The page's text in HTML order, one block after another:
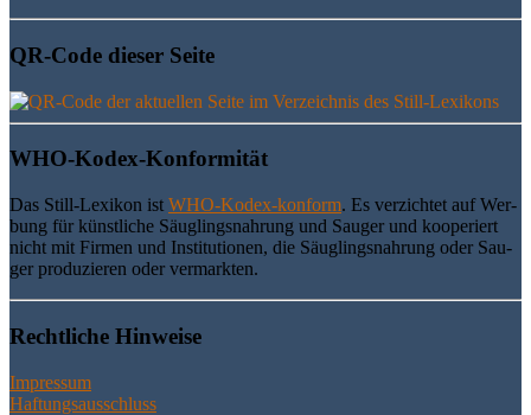
QR-Code die­ser Seite
WHO-Kodex-Kon­for­mi­tät
Das Still-Lexi­kon ist WHO-Kodex-kon­form. Es ver­zich­tet auf Wer­
bung für künst­li­che Säug­lings­nah­rung und Sau­ger und koope­riert
nicht mit Fir­men und Insti­tu­tio­nen, die Säug­lings­nah­rung oder Sau­
ger pro­du­zie­ren oder vermarkten.
Recht­li­che Hinweise
Impressum
Haftungsausschluss